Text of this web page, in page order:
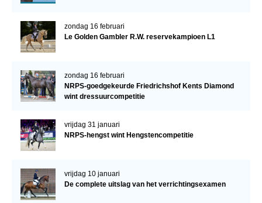
zondag 16 februari
Le Golden Gambler R.W. reservekampioen L1
zondag 16 februari
NRPS-goedgekeurde Friedrichshof Kents Diamond
wint dressuurcompetitie
vrijdag 31 januari
NRPS-hengst wint Hengstencompetitie
vrijdag 10 januari
De complete uitslag van het verrichtingsexamen